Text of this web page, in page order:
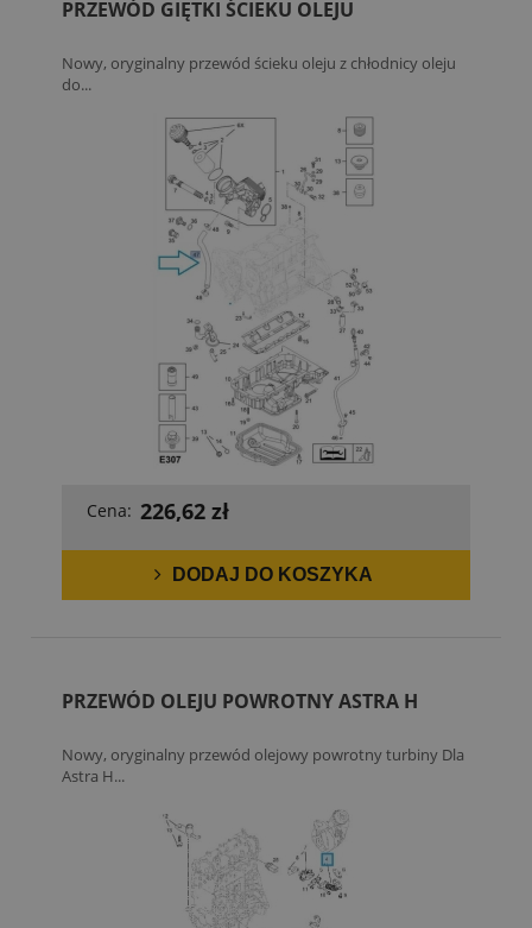
PRZEWÓD GIĘTKI ŚCIEKU OLEJU
Nowy, oryginalny przewód ścieku oleju z chłodnicy oleju
do...
Cena: 226,62 zł
DODAJ DO KOSZYKA
PRZEWÓD OLEJU POWROTNY ASTRA H
Nowy, oryginalny przewód olejowy powrotny turbiny Dla
Astra H...